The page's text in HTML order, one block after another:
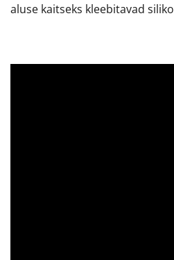
aluse kaitseks kleebitavad